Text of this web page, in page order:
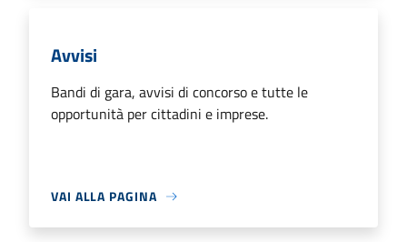
Avvisi
Bandi di gara, avvisi di concorso e tutte le
opportunità per cittadini e imprese.
VAI ALLA PAGINA